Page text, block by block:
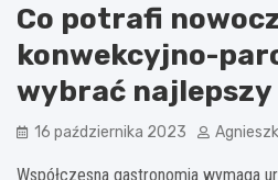
Co potrafi
konwekcyjno-
wybrać najlepszy
16 października 2023
Współczesna gastronomia wymaga